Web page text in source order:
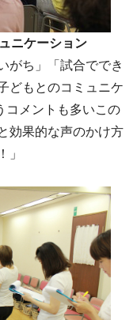
ニケーション
がち」「試合ででき
どもとのコミュニケ
コメントも多いこの
効果的な声のかけ方
」